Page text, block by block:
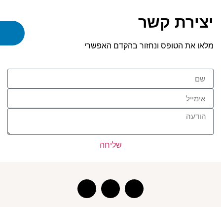
יצירת קשר
מלאו את הטופס ונחזור בהקדם האפשרי
שליחה